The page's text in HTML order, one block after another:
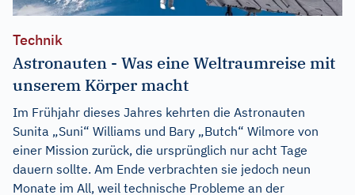
Technik
Astronauten - Was eine Weltraumreise mit
unserem Körper macht
Im Frühjahr dieses Jahres kehrten die Astronauten
Sunita „Suni“ Williams und Bary „Butch“ Wilmore von
einer Mission zurück, die ursprünglich nur acht Tage
dauern sollte. Am Ende verbrachten sie jedoch neun
Monate im All, weil technische Probleme an der